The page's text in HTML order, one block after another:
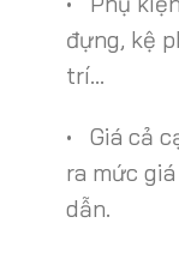
đựng, kệ
trí…
• Giá cả
ra mức
dẫn.